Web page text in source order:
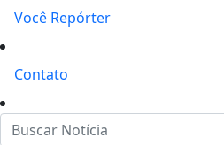
Você Repórter
Contato